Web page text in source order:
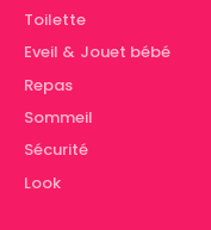
Toilette
Eveil & Jouet bébé
Repas
Sommeil
Sécurité
Look